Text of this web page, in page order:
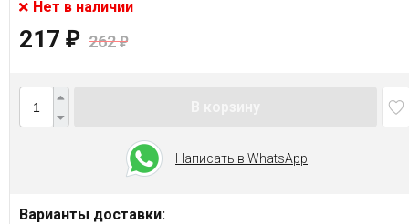
Нет в наличии
217 ₽ 262₽
Написать в WhatsApp
Варианты доставки: